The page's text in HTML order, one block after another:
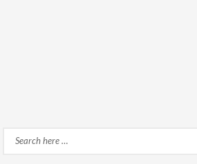
Search